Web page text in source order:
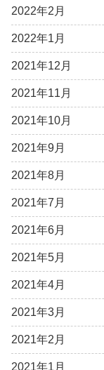
2022年2月
2022年1月
2021年12月
2021年11月
2021年10月
2021年9月
2021年8月
2021年7月
2021年6月
2021年5月
2021年4月
2021年3月
2021年2月
2021年1月